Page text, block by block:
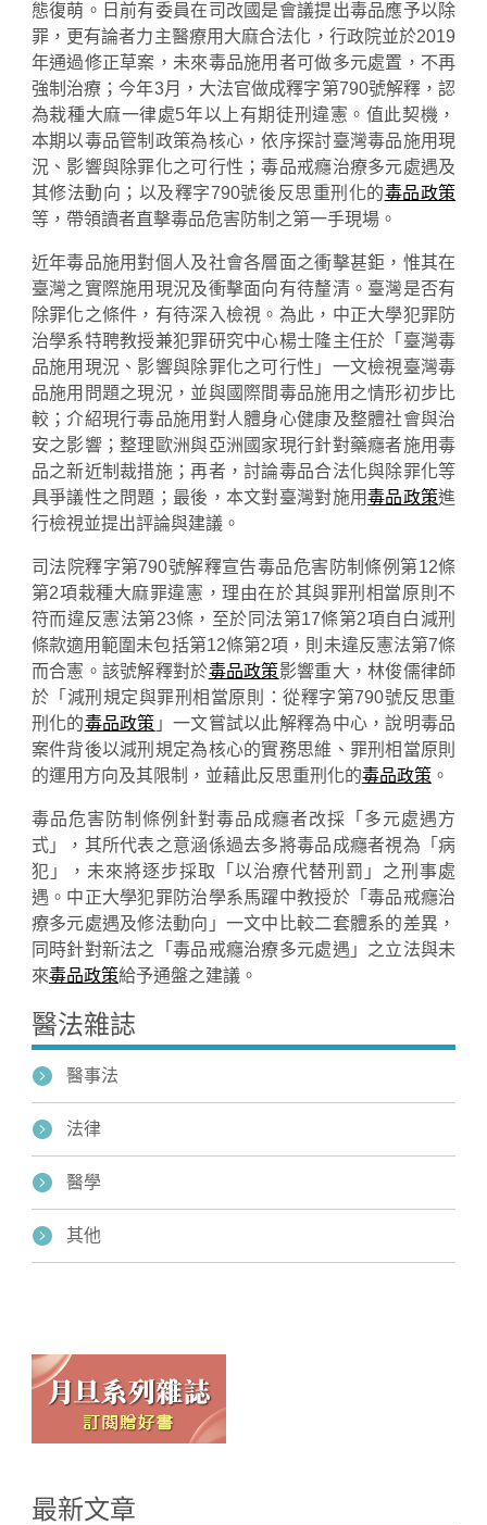
態復萌。日前有委員在司改國是會議提出毒品應予以除
罪，更有論者力主醫療用大麻合法化，行政院並於2019
年通過修正草案，未來毒品施用者可做多元處置，不再
強制治療；今年3月，大法官做成釋字第790號解釋，認
為栽種大麻一律處5年以上有期徒刑違憲。值此契機，
本期以毒品管制政策為核心，依序探討臺灣毒品施用現
況、影響與除罪化之可行性；毒品戒癮治療多元處遇及
其修法動向；以及釋字790號後反思重刑化的毒品政策
等，帶領讀者直擊毒品危害防制之第一手現場。
近年毒品施用對個人及社會各層面之衝擊甚鉅，惟其在
臺灣之實際施用現況及衝擊面向有待釐清。臺灣是否有
除罪化之條件，有待深入檢視。為此，中正大學犯罪防
治學系特聘教授兼犯罪研究中心楊士隆主任於「臺灣毒
品施用現況、影響與除罪化之可行性」一文檢視臺灣毒
品施用問題之現況，並與國際間毒品施用之情形初步比
較；介紹現行毒品施用對人體身心健康及整體社會與治
安之影響；整理歐洲與亞洲國家現行針對藥癮者施用毒
品之新近制裁措施；再者，討論毒品合法化與除罪化等
具爭議性之問題；最後，本文對臺灣對施用毒品政策進
行檢視並提出評論與建議。
司法院釋字第790號解釋宣告毒品危害防制條例第12條
第2項栽種大麻罪違憲，理由在於其與罪刑相當原則不
符而違反憲法第23條，至於同法第17條第2項自白減刑
條款適用範圍未包括第12條第2項，則未違反憲法第7條
而合憲。該號解釋對於毒品政策影響重大，林俊儒律師
於「減刑規定與罪刑相當原則：從釋字第790號反思重
刑化的毒品政策 」一文嘗試以此解釋為中心，說明毒品
案件背後以減刑規定為核心的實務思維、罪刑相當原則
的運用方向及其限制，並藉此反思重刑化的毒品政策 。
毒品危害防制條例針對毒品成癮者改採「多元處遇方
式」，其所代表之意涵係過去多將毒品成癮者視為「病
犯」，未來將逐步採取「以治療代替刑罰」之刑事處
遇。中正大學犯罪防治學系馬躍中教授於「毒品戒癮治
療多元處遇及修法動向」一文中比較二套體系的差異，
同時針對新法之「毒品戒癮治療多元處遇」之立法與未
來毒品政策給予通盤之建議。
醫法雜誌
醫事法
法律
醫學
其他
最新文章